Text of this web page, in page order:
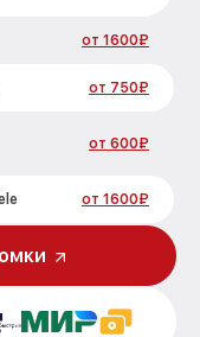
от 1600₽
от 750₽
от 600₽
от 1600₽
от 1600₽